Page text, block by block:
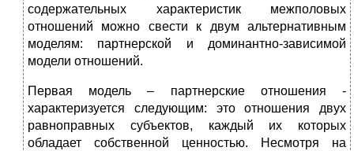
содержательных характеристик межполовых
отношений можно свести к двум альтернативным
моделям: партнерской и доминантно-зависимой
модели отношений.
Первая модель – партнерские отношения -
характеризуется следующим: это отношения двух
равноправных субъектов, каждый их которых
обладает собственной ценностью. Несмотря на